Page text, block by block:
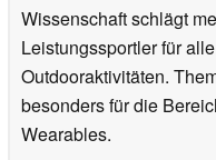
Wissenschaft schlägt
Leistungssportler für
Outdooraktivitäten.
besonders für die
Wearables.